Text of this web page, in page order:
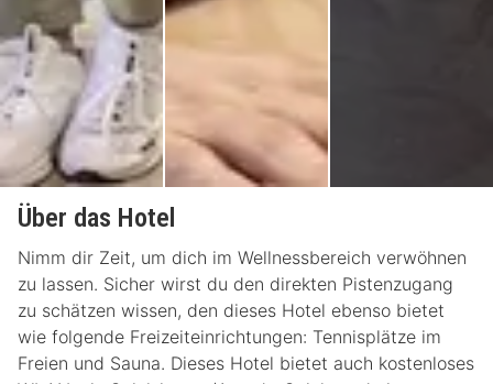
Über das Hotel
Nimm dir Zeit, um dich im Wellnessbereich verwöhnen
zu lassen. Sicher wirst du den direkten Pistenzugang
zu schätzen wissen, den dieses Hotel ebenso bietet
wie folgende Freizeiteinrichtungen: Tennisplätze im
Freien und Sauna. Dieses Hotel bietet auch kostenloses